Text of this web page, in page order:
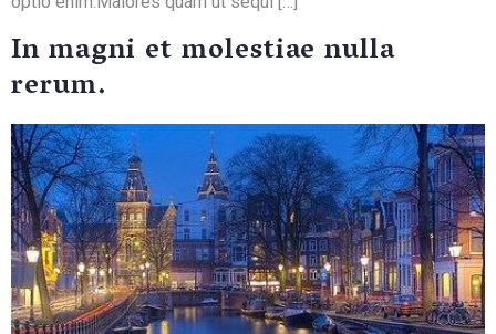
In magni et molestiae nulla
rerum.